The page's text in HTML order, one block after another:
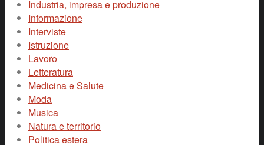
Industria, impresa e produzione
Informazione
Interviste
Istruzione
Lavoro
Letteratura
Medicina e Salute
Moda
Musica
Natura e territorio
Politica estera